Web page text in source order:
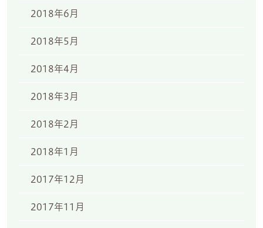
2018年6月
2018年5月
2018年4月
2018年3月
2018年2月
2018年1月
2017年12月
2017年11月